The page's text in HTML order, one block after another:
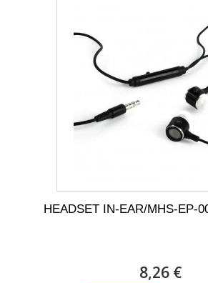
HEADSET IN-EAR/MHS-EP-
8,26 €